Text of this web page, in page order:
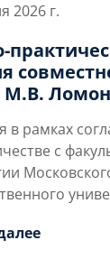
2026 г.
в рамках
с